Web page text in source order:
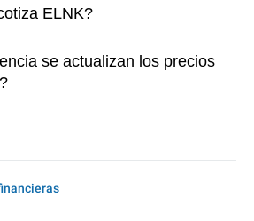
ELNK?
se actualizan los precios